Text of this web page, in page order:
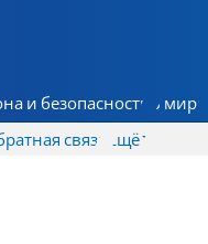
и безопасность В мире
связь Ещё